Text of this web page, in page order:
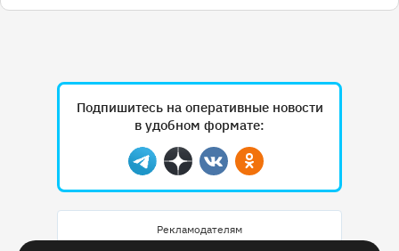
Подпишитесь на оперативные новости
в удобном формате:
Telegram
ДзенВконтактеОдноклассники
Рекламодателям